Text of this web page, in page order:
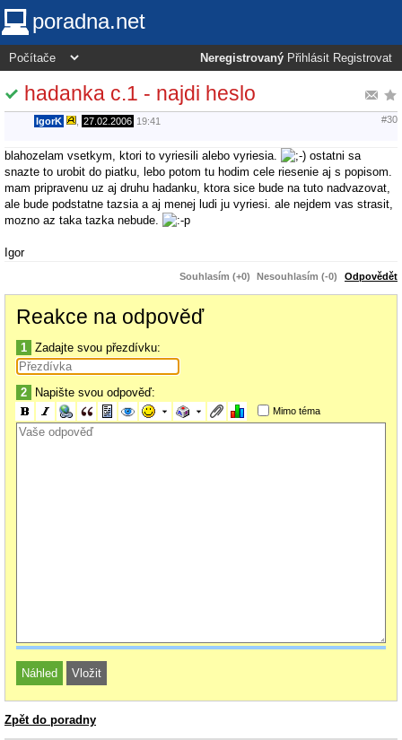
poradna.net
Neregistrovaný Přihlásit Registrovat
hadanka c.1 - najdi heslo
IgorK 27.02.2006 19:41 #30
blahozelam vsetkym, ktori to vyriesili alebo vyriesia.
ostatni sa
snazte to urobit do piatku, lebo potom tu hodim cele riesenie aj s popisom.
mam pripravenu uz aj druhu hadanku, ktora sice bude na tuto nadvazovat,
ale bude podstatne tazsia a aj menej ludi ju vyriesi. ale nejdem vas strasit,
mozno az taka tazka nebude.
Igor
Souhlasím (+0) Nesouhlasím (-0) Odpovědět
Reakce na odpověď
1 Zadajte svou přezdívku:
2 Napište svou odpověď:
Mimo téma
Zpět do poradny